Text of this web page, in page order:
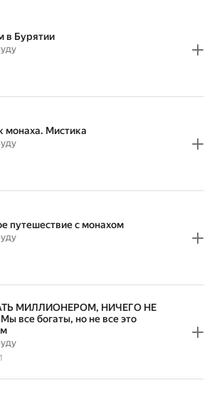
в Бурятии
монаха. Мистика
путешествие с монахом
МИЛЛИОНЕРОМ, НИЧЕГО НЕ
все богаты, но не все это